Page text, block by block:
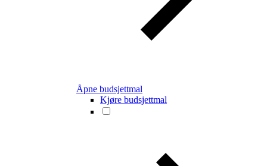
Åpne budsjettmal
Kjøre budsjettmal